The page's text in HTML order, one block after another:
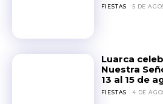
FIESTAS 5 DE
Luarca
Nuestra
13 al 15 de
FIESTAS 4 DE